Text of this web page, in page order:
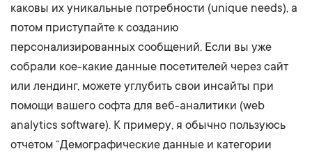
каковы их уникальные потребности (unique needs), а
потом приступайте к созданию
персонализированных сообщений. Если вы уже
собрали кое-какие данные посетителей через сайт
или лендинг, можете углубить свои инсайты при
помощи вашего софта для веб-аналитики (web
analytics software). К примеру, я обычно пользуюсь
отчетом “Демографические данные и категории